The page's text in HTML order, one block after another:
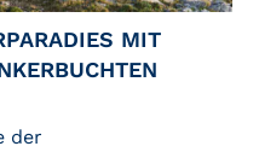
MIT
der